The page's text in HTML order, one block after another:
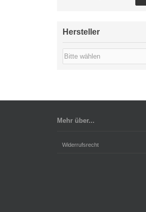
Hersteller
Mehr über...
Widerrufsrecht